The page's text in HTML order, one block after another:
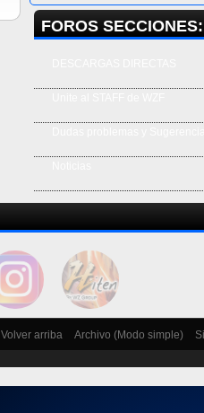
FOROS SECCIONES:
Volver arriba Archivo (Modo simple)